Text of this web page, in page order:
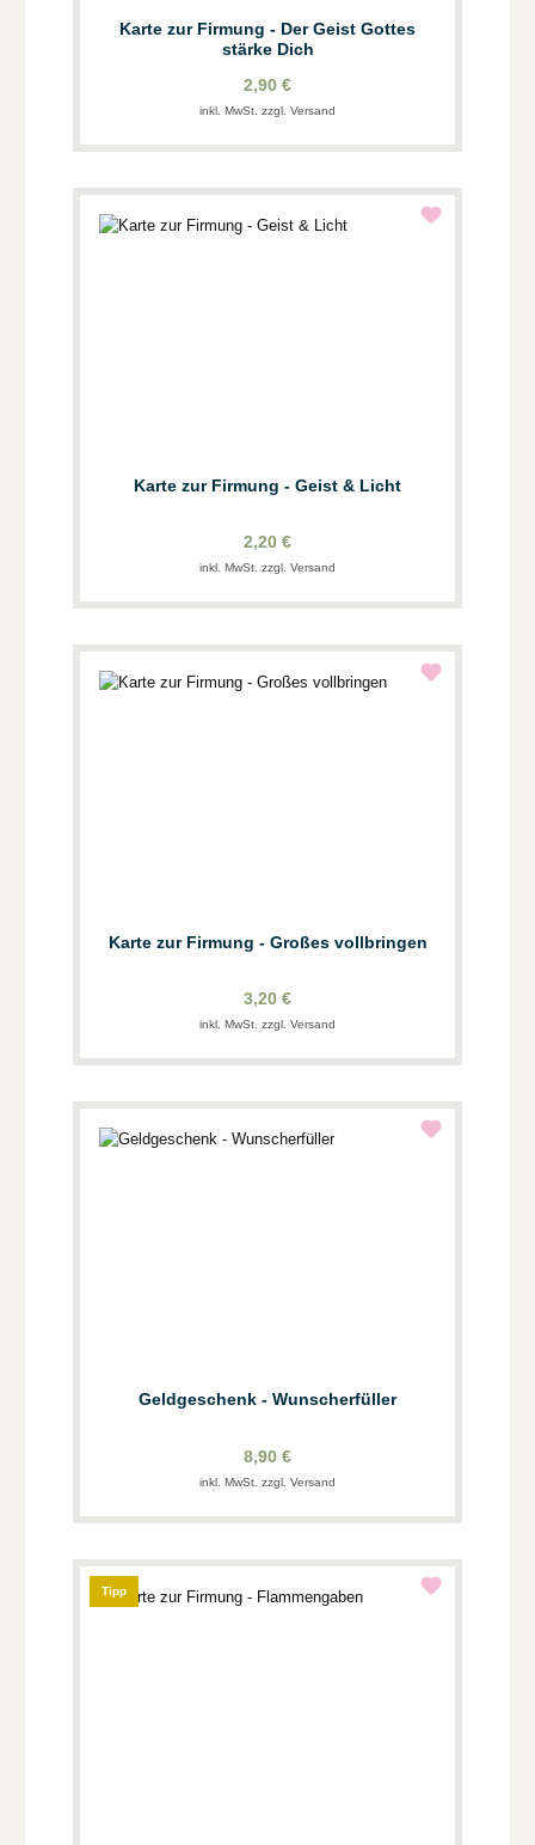
Karte zur Firmung - Der Geist Gottes
stärke Dich
2,90 €
inkl. MwSt. zzgl. Versand
Karte zur Firmung - Geist & Licht
2,20 €
inkl. MwSt. zzgl. Versand
Karte zur Firmung - Großes vollbringen
3,20 €
inkl. MwSt. zzgl. Versand
Geldgeschenk - Wunscherfüller
8,90 €
inkl. MwSt. zzgl. Versand
Tipp